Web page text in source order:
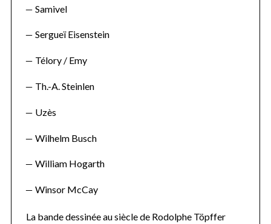
Samivel
Sergueï Eisenstein
Télory / Emy
Th.-A. Steinlen
Uzès
Wilhelm Busch
William Hogarth
Winsor McCay
La bande dessinée au siècle de Rodolphe Töpffer